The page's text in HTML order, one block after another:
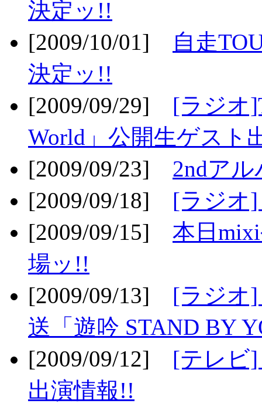
決定ッ!!
[2009/10/01]
自走
決定ッ!!
[2009/09/29] [ラジオ
World」公開生ゲスト
[2009/09/23] 2ndア
[2009/09/18] [ラジオ
[2009/09/15] 本日
場ッ!!
[2009/09/13] [ラジオ]
送「遊吟 STAND BY
[2009/09/12] [テレビ]
出演情報!!